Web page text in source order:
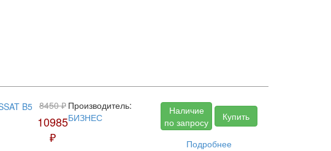
8450 ₽
10985
₽
Производитель:
БИЗНЕС
Наличие
по запросу
Купить
Подробнее